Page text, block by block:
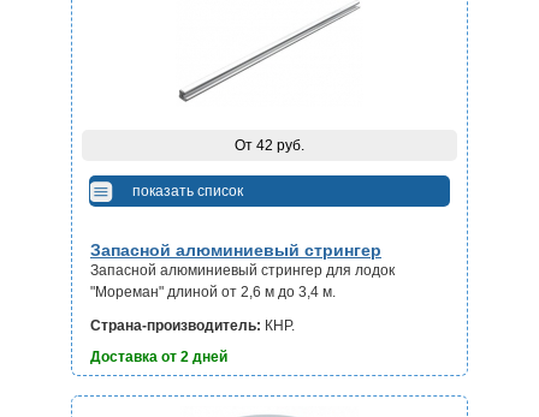
Запасной алюминиевый стрингер
Запасной алюминиевый стрингер для лодок
"Мореман" длиной от 2,6 м до 3,4 м.
Страна-производитель: КНР.
Доставка от 2 дней
От 42 руб.
показать список